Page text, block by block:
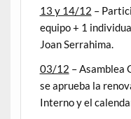
13 y 14/12 –
equipo + 1
Joan Serrahima.
03/12 – Asamblea
se aprueba la
Interno y el